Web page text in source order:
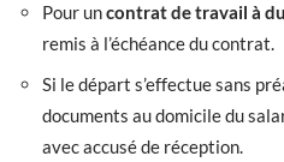
Pour uncontrat de travail à
remis à l’échéance du contrat.
Si le départ s’effectue sans
documents au domicile du
avec accusé de réception.